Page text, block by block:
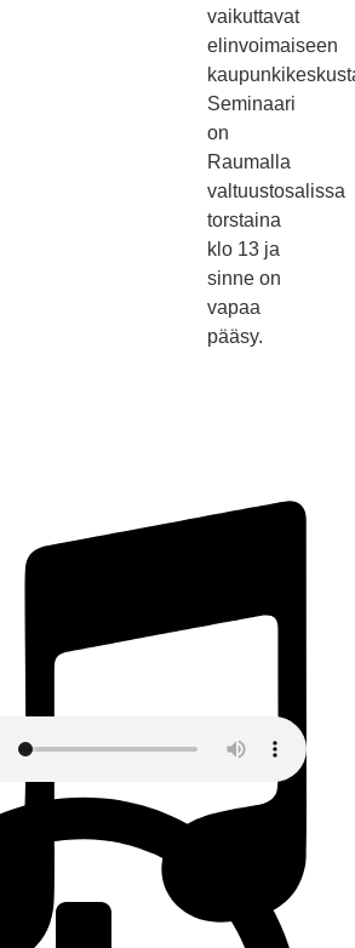
vaikuttavat
elinvoimaiseen
Seminaari
on
Raumalla
valtuustosalissa
torstaina
klo 13 ja
sinne on
vapaa
pääsy.